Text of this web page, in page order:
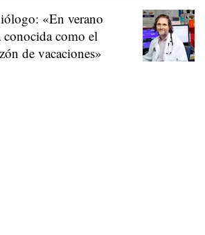
«En verano
conocida como el
de vacaciones»